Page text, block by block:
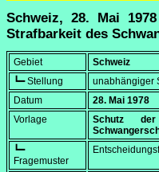
Schweiz, 28. Mai
Strafbarkeit des
Gebiet
Schweiz
┗━ Stellung
unabhängiger
Datum
28. Mai 1978
Vorlage
Schutz
┗━
Fragemuster